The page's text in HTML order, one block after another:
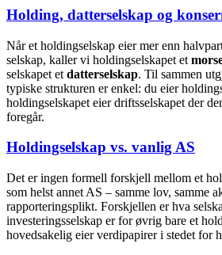
Holding, datterselskap og
Når et holdingselskap eier mer enn
selskap, kaller vi holdingselskapet et
selskapet et datterselskap. Til sammen
typiske strukturen er enkel: du eier
holdingselskapet eier driftsselskapet der
foregår.
Holdingselskap vs. vanlig AS
Det er ingen formell forskjell mellom et
som helst annet AS – samme lov, samme
rapporteringsplikt. Forskjellen er hva
investeringsselskap er for øvrig bare et
hovedsakelig eier verdipapirer i stedet for